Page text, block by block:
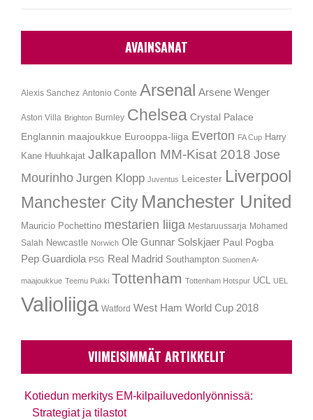
AVAINSANAT
Alexis Sanchez Antonio Conte Arsenal Arsene Wenger
Aston Villa Brighton Burnley Chelsea Crystal Palace
Englannin maajoukkue Eurooppa-liiga Everton FA Cup Harry
Kane Huuhkajat Jalkapallon MM-Kisat 2018 Jose
Mourinho Jurgen Klopp Juventus Leicester Liverpool
Manchester City Manchester United
Mauricio Pochettino mestarien liiga Mestaruussarja Mohamed
Salah Newcastle Norwich Ole Gunnar Solskjaer Paul Pogba
Pep Guardiola PSG Real Madrid Southampton Suomen A-
maajoukkue Teemu Pukki Tottenham Tottenham Hotspur UCL UEL
Valioliiga Watford West Ham World Cup 2018
VIIMEISIMMÄT ARTIKKELIT
Kotiedun merkitys EM-kilpailuvedonlyönnissä:
Strategiat ja tilastot